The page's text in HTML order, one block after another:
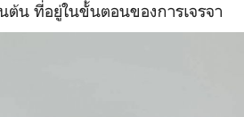
ต้น ที่อยู่ในขั้นตอนของการเจรจา